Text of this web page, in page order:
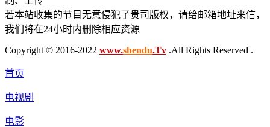
若本站收集的节目无意侵犯了贵司版权，请给邮箱地址来信，
我们将在24小时内删除相应资源
Copyright © 2016-2022 www.shendu.Tv .All Rights Reserved .
首页
电视剧
电影